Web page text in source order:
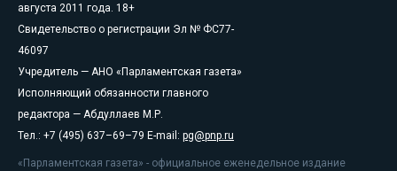
августа 2011 года. 18+
Свидетельство о регистрации Эл № ФС77-
46097
Учредитель — АНО «Парламентская газета»
Исполняющий обязанности главного
редактора — Абдуллаев М.Р.
Тел.: +7 (495) 637–69–79 E-mail: pg@pnp.ru
«Парламентская газета» - официальное еженедельное издание